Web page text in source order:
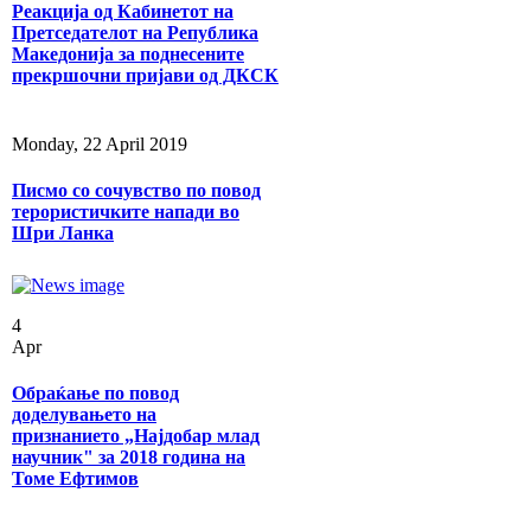
Реакција од Кабинетот на
Претседателот на Република
Македонија за поднесените
прекршочни пријави од ДКСК
Monday, 22 April 2019
Писмо со сочувство по повод
терористичките напади во
Шри Ланка
4
Apr
Обраќање по повод
доделувањето на
признанието „Најдобар млад
научник" за 2018 година на
Томе Ефтимов